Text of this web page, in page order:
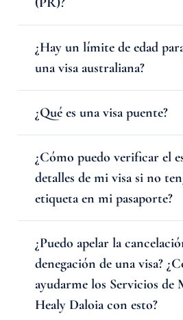
¿Hay un límite de edad
una visa australiana?
¿Qué es una visa puente?
¿Cómo puedo verificar el
detalles de mi visa si no
etiqueta en mi pasaporte?
¿Puedo apelar la
denegación de una visa?
ayudarme los Servicios de
Healy Daloia con esto?